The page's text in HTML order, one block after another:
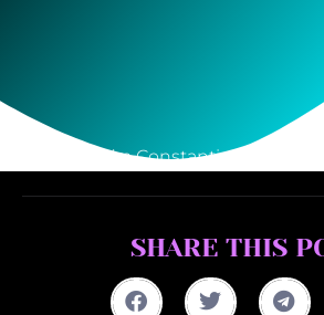
Indra Constantine
SHARE THIS